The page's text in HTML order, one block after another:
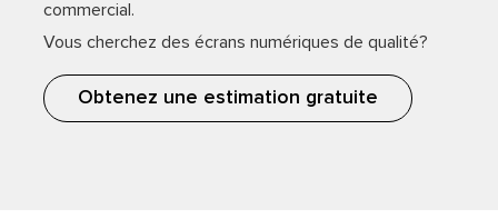
commercial.
Vous cherchez des écrans numériques de qualité?
Obtenez une estimation gratuite